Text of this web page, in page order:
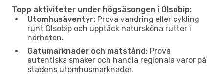
Topp aktiviteter under högsäsongen i Olsobip:
Utomhusäventyr: Prova vandring eller cykling
runt Olsobip och upptäck natursköna rutter i
närheten.
Gatumarknader och matstånd: Prova
autentiska smaker och handla regionala varor på
stadens utomhusmarknader.